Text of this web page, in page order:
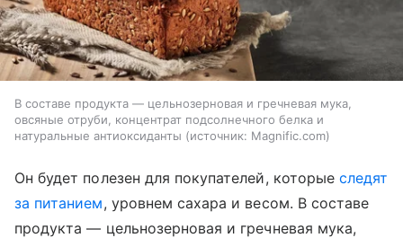
В составе продукта — цельнозерновая и гречневая мука,
овсяные отруби, концентрат подсолнечного белка и
натуральные антиоксиданты
источник: Magnific.com
Он будет полезен для покупателей, которыеследят
за питанием, уровнем сахара и весом. В составе
продукта — цельнозерновая и гречневая мука,